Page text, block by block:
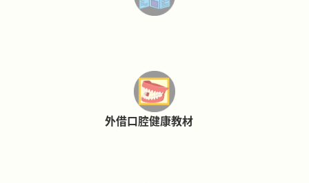
外借口腔健康教材